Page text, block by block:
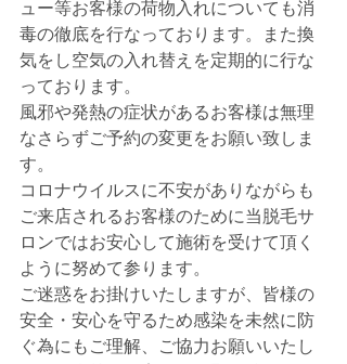
ュー等お客様の荷物入れについても消
毒の徹底を行なっております。また換
気をし空気の入れ替えを定期的に行な
っております。
風邪や発熱の症状があるお客様は無理
なさらずご予約の変更をお願い致しま
す。
コロナウイルスに不安がありながらも
ご来店されるお客様のために当脱毛サ
ロンではお安心して施術を受けて頂く
ように努めて参ります。
ご迷惑をお掛けいたしますが、皆様の
安全・安心を守るため感染を未然に防
ぐ為にもご理解、ご協力お願いいたし